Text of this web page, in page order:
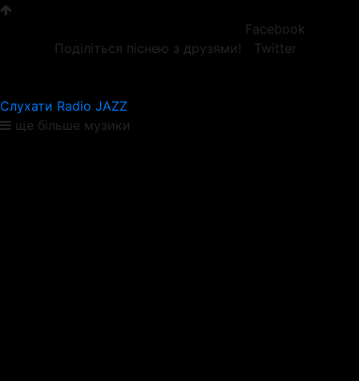
Поділіться піснею з друзями!
Facebook
Twitter
Слухати Radio JAZZ
ще більше музики